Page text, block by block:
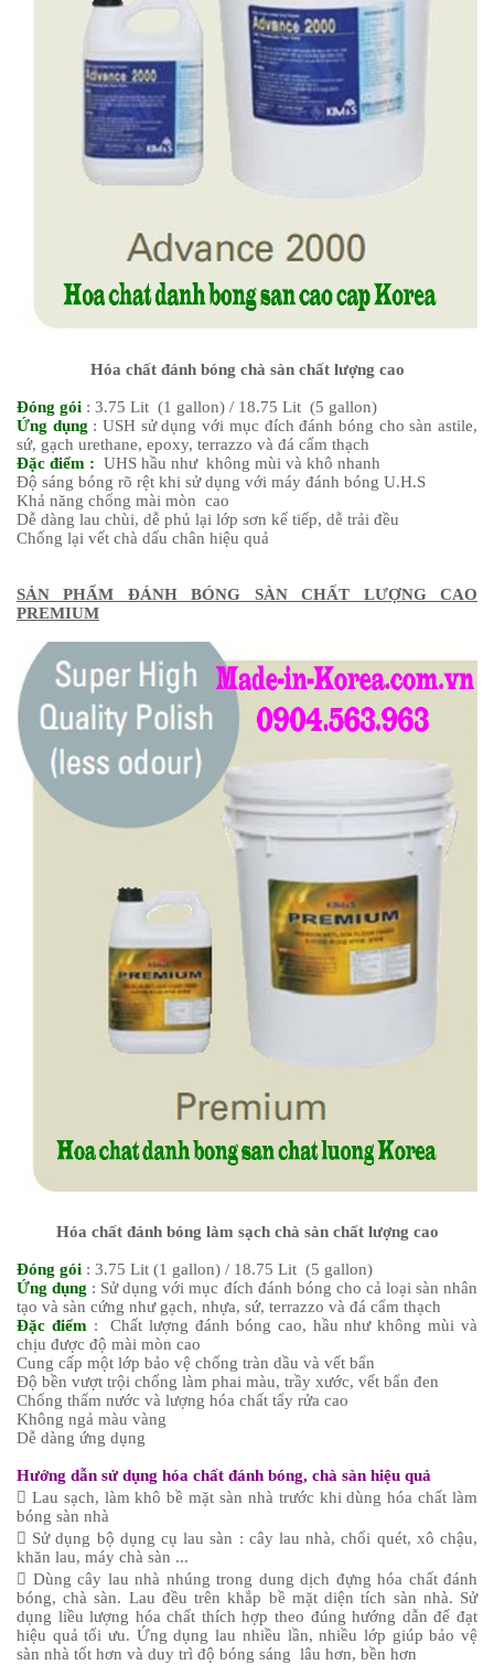
Hóa chất đánh bóng chà sàn chất lượng cao
Đóng gói : 3.75 Lit (1 gallon) / 18.75 Lit (5 gallon)
Ứng dụng : USH sử dụng với mục đích đánh bóng cho sàn astile,
sứ, gạch urethane, epoxy, terrazzo và đá cẩm thạch
Đặc điểm : UHS hầu như không mùi và khô nhanh
Độ sáng bóng rõ rệt khi sử dụng với máy đánh bóng U.H.S
Khả năng chống mài mòn cao
Dễ dàng lau chùi, dễ phủ lại lớp sơn kế tiếp, dễ trải đều
Chống lại vết chà dấu chân hiệu quả
SẢN PHẨM ĐÁNH BÓNG SÀN CHẤT LƯỢNG CAO
PREMIUM
Hóa chất đánh bóng làm sạch chà sàn chất lượng cao
Đóng gói : 3.75 Lit (1 gallon) / 18.75 Lit (5 gallon)
Ứng dụng : Sử dụng với mục đích đánh bóng cho cả loại sàn nhân
tạo và sàn cứng như gạch, nhựa, sứ, terrazzo và đá cẩm thạch
Đặc điểm : Chất lượng đánh bóng cao, hầu như không mùi và
chịu được độ mài mòn cao
Cung cấp một lớp bảo vệ chống tràn dầu và vết bẩn
Độ bền vượt trội chống làm phai màu, trầy xước, vết bẩn đen
Chống thấm nước và lượng hóa chất tẩy rửa cao
Không ngả màu vàng
Dễ dàng ứng dụng
Hướng dẫn sử dụng hóa chất đánh bóng, chà sàn hiệu quả
 Lau sạch, làm khô bề mặt sàn nhà trước khi dùng hóa chất làm
bóng sàn nhà
 Sử dụng bộ dụng cụ lau sàn : cây lau nhà, chổi quét, xô chậu,
khăn lau, máy chà sàn ...
 Dùng cây lau nhà nhúng trong dung dịch đựng hóa chất đánh
bóng, chà sàn. Lau đều trên khắp bề mặt diện tích sàn nhà. Sử
dụng liều lượng hóa chất thích hợp theo đúng hướng dẫn để đạt
hiệu quả tối ưu. Ứng dụng lau nhiều lần, nhiều lớp giúp bảo vệ
sàn nhà tốt hơn và duy trì độ bóng sáng lâu hơn, bền hơn